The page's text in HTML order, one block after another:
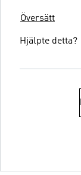
Översätt
Hjälpte detta?